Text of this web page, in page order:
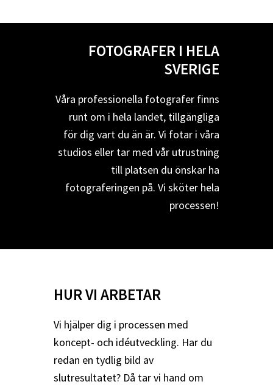
FOTOGRAFER I HELA
SVERIGE
Våra professionella fotografer finns
runt om i hela landet, tillgängliga
för dig vart du än är. Vi fotar i våra
studios eller tar med vår utrustning
till platsen du önskar ha
fotograferingen på. Vi sköter hela
processen!
HUR VI ARBETAR
Vi hjälper dig i processen med
koncept- och idéutveckling. Har du
redan en tydlig bild av
slutresultatet? Då tar vi hand om